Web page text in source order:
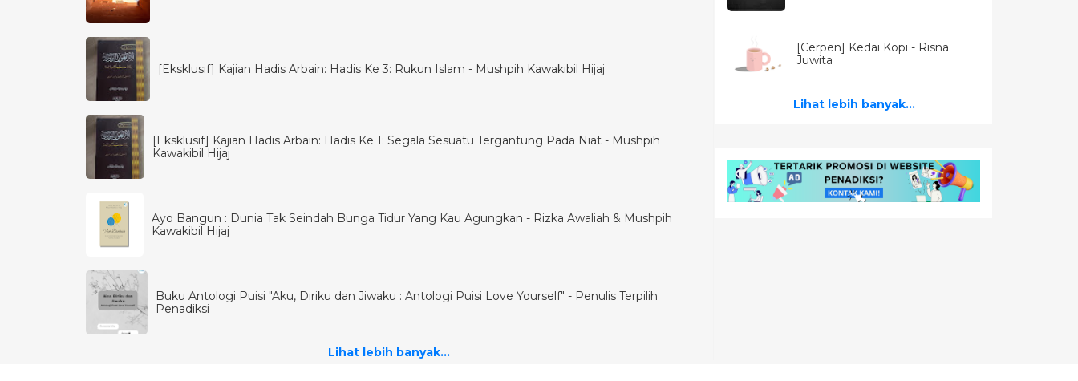
[Eksklusif] Kajian Hadis Arbain: Hadis Ke 3: Rukun Islam - Mushpih Kawakibil Hijaj
[Eksklusif] Kajian Hadis Arbain: Hadis Ke 1: Segala Sesuatu Tergantung Pada Niat - Mushpih
Kawakibil Hijaj
Ayo Bangun : Dunia Tak Seindah Bunga Tidur Yang Kau Agungkan - Rizka Awaliah & Mushpih
Kawakibil Hijaj
Buku Antologi Puisi "Aku, Diriku dan Jiwaku : Antologi Puisi Love Yourself" - Penulis Terpilih
Penadiksi
Lihat lebih banyak...
[Cerpen] Kedai Kopi - Risna
Juwita
Lihat lebih banyak...